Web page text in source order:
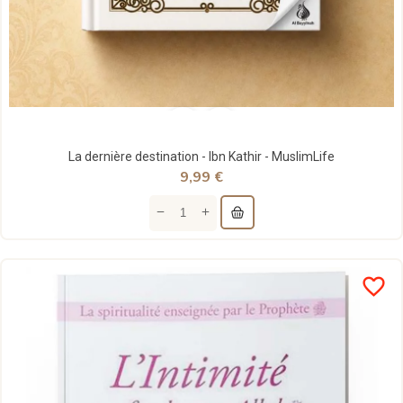
La dernière destination - Ibn Kathir - MuslimLife
9,99 €
favorite_border